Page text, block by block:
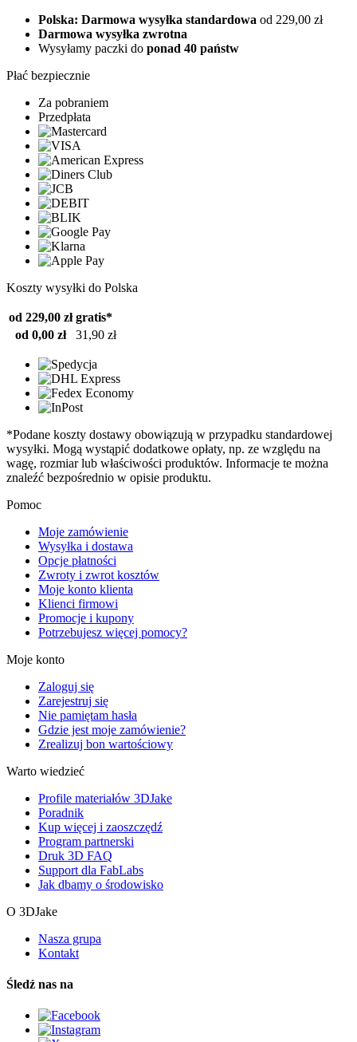
Polska: Darmowa wysyłka standardowa od 229,00 zł
Darmowa wysyłka zwrotna
Wysyłamy paczki do ponad 40 państw
Płać bezpiecznie
Za pobraniem
Przedpłata
Koszty wysyłki do Polska
od 229,00 zł gratis*
od 0,00 zł
31,90 zł
*Podane koszty dostawy obowiązują w przypadku standardowej
wysyłki. Mogą wystąpić dodatkowe opłaty, np. ze względu na
wagę, rozmiar lub właściwości produktów. Informacje te można
znaleźć bezpośrednio w opisie produktu.
Pomoc
Moje zamówienie
Wysyłka i dostawa
Opcje płatności
Zwroty i zwrot kosztów
Moje konto klienta
Klienci firmowi
Promocje i kupony
Potrzebujesz więcej pomocy?
Moje konto
Zaloguj się
Zarejestruj się
Nie pamiętam hasła
Gdzie jest moje zamówienie?
Zrealizuj bon wartościowy
Warto wiedzieć
Profile materiałów 3DJake
Poradnik
Kup więcej i zaoszczędź
Program partnerski
Druk 3D FAQ
Support dla FabLabs
Jak dbamy o środowisko
O 3DJake
Nasza grupa
Kontakt
Śledź nas na